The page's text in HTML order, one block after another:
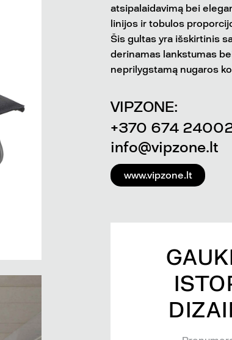
atsipalaidavimą bei
linijos ir tobulos
Šis gultas yra išskirtinis
derinamas lankstumas
neprilygstamą nugaros
VIPZONE:
+370 674
info@vipzone.lt
www.vipzone.lt